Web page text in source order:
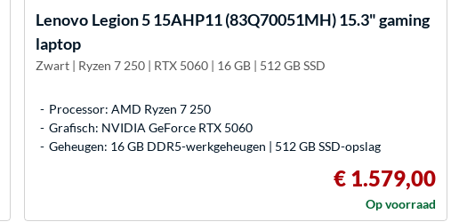
Lenovo Legion 5 15AHP11 (83Q70051MH) 15.3" gaming
laptop
Zwart | Ryzen 7 250 | RTX 5060 | 16 GB | 512 GB SSD
Processor: AMD Ryzen 7 250
Grafisch: NVIDIA GeForce RTX 5060
Geheugen: 16 GB DDR5-werkgeheugen | 512 GB SSD-opslag
€ 1.579,00
Op voorraad